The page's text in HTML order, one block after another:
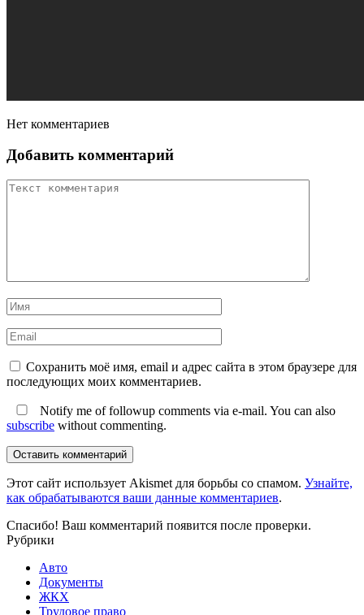
Нет комментариев
Добавить комментарий
Сохранить моё имя, email и адрес сайта в этом браузере для
последующих моих комментариев.
Notify me of followup comments via e-mail. You can also
subscribe without commenting.
Оставить комментарий
Этот сайт использует Akismet для борьбы со спамом. Узнайте,
как обрабатываются ваши данные комментариев.
Спасибо! Ваш комментарий появится после проверки.
Рубрики
Авто
Документы
ЖКХ
Трудовое право